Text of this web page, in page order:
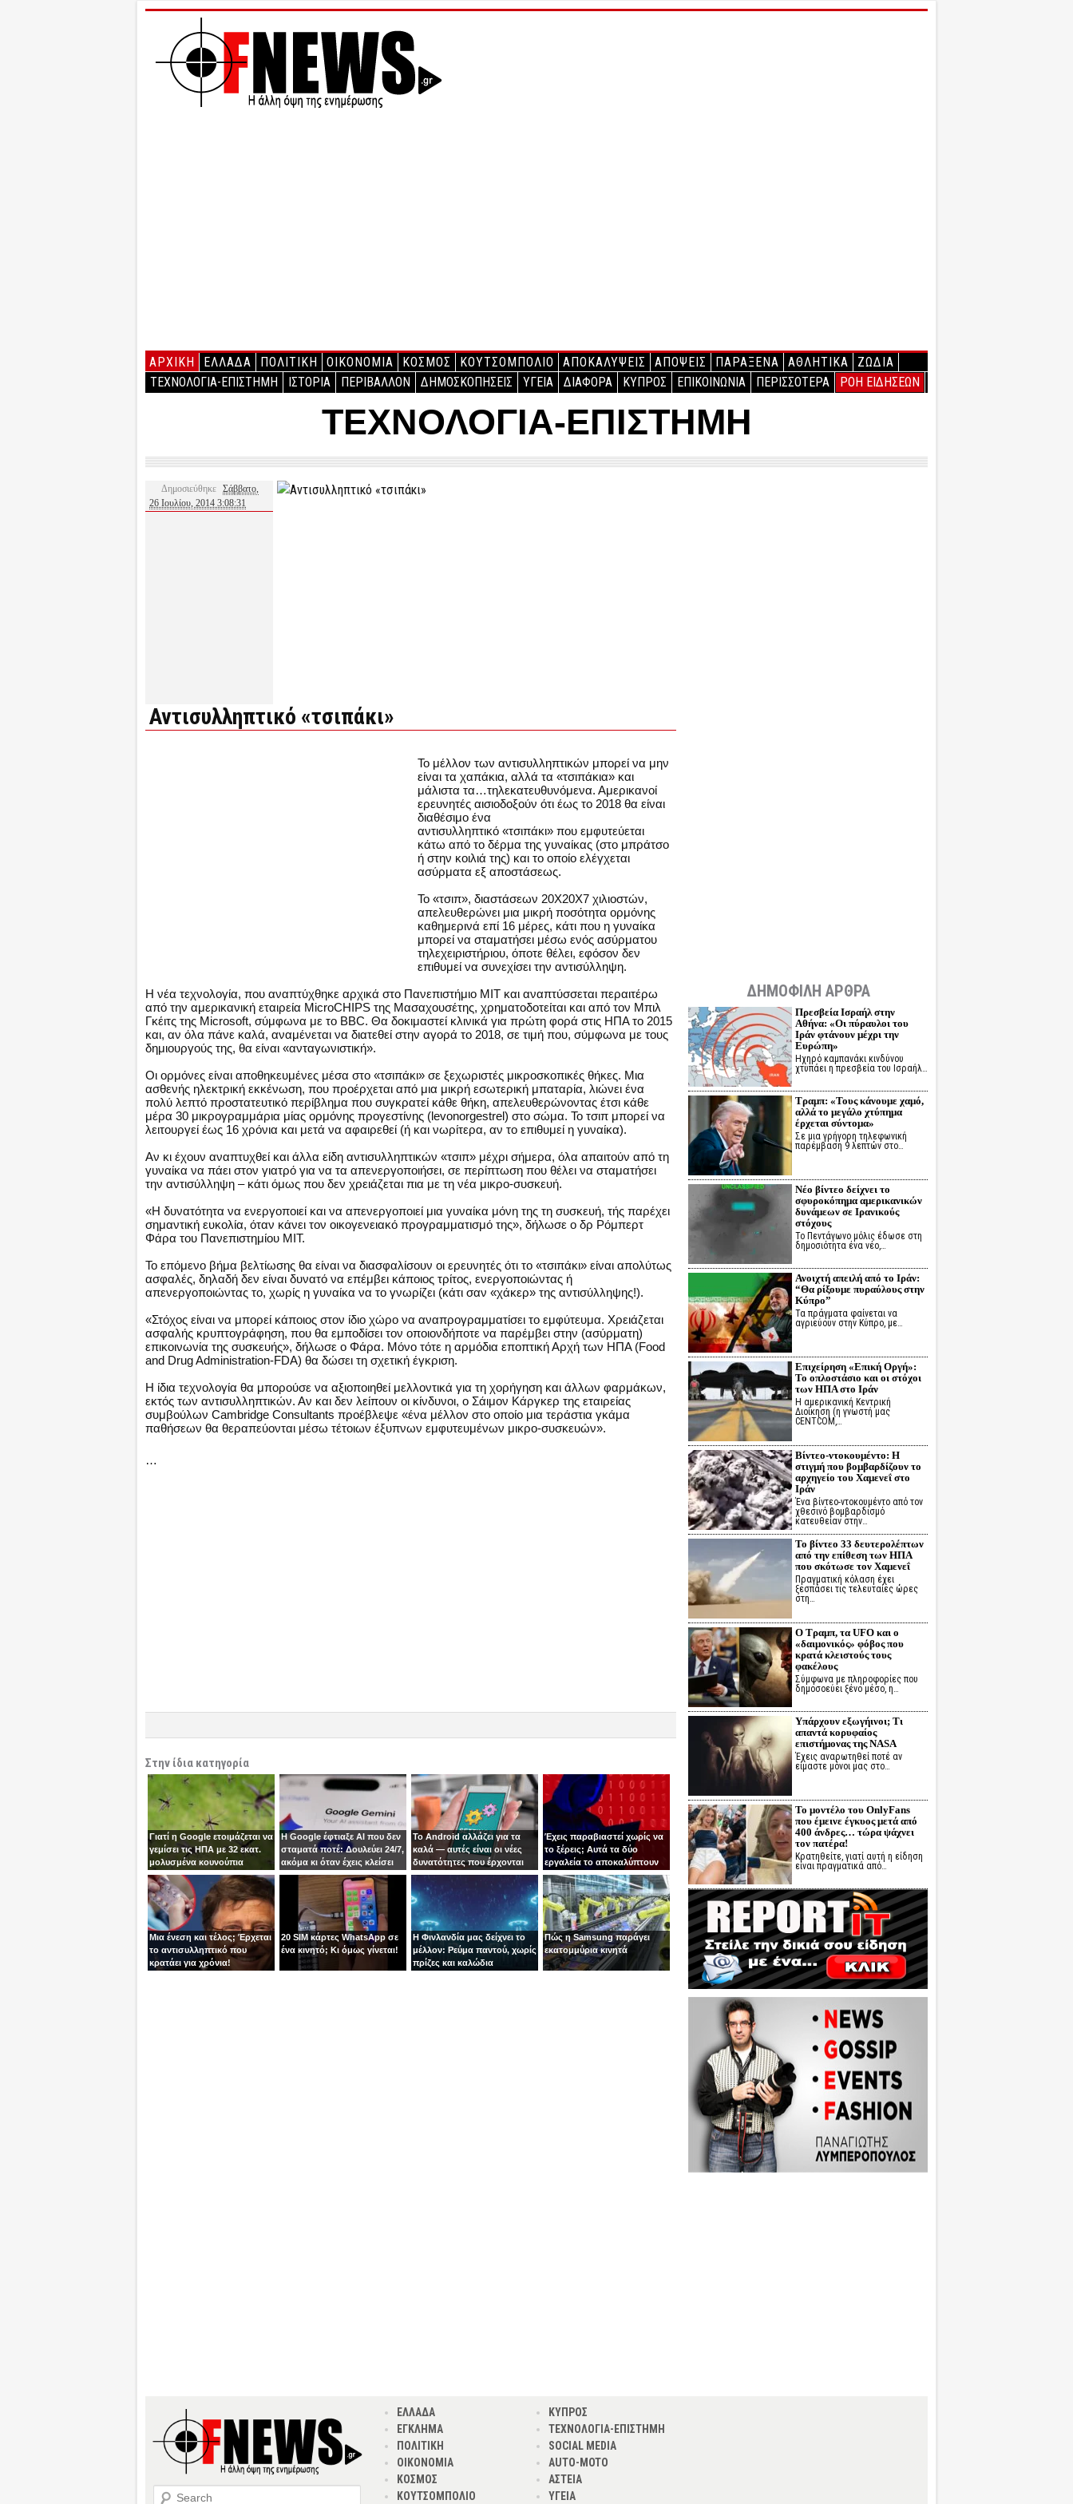
ΑΡΧΙΚΉ ΕΛΛΑΔΑ ΠΟΛΙΤΙΚΗ ΟΙΚΟΝΟΜΙΑ ΚΟΣΜΟΣ ΚΟΥΤΣΟΜΠΟΛΙΟ ΑΠΟΚΑΛΥΨΕΙΣ ΑΠΟΨΕΙΣ ΠΑΡΑΞΕΝΑ ΑΘΛΗΤΙΚΑ
ΖΩΔΙΑ
ΤΕΧΝΟΛΟΓΙΑ-ΕΠΙΣΤΗΜΗ
ΙΣΤΟΡΙΑ ΠΕΡΙΒΑΛΛΟΝ ΔΗΜΟΣΚΟΠΗΣΕΙΣ ΥΓΕΙΑ ΔΙΑΦΟΡΑ ΚΥΠΡΟΣ ΕΠΙΚΟΙΝΩΝΙΑ ΠΕΡΙΣΣΟΤΕΡΑ ΡΟΗ ΕΙΔΗΣΕΩΝ
ΤΕΧΝΟΛΟΓΙΑ-ΕΠΙΣΤΗΜΗ
Δημοσιεύθηκε Σάββατο,
26 Ιουλίου, 2014 3:08:31
Αντισυλληπτικό «τσιπάκι»
Το μέλλον των αντισυλληπτικών μπορεί να μην
είναι τα χαπάκια, αλλά τα «τσιπάκια» και
μάλιστα τα…τηλεκατευθυνόμενα. Αμερικανοί
ερευνητές αισιοδοξούν ότι έως το 2018 θα είναι
διαθέσιμο ένα
αντισυλληπτικό «τσιπάκι» που εμφυτεύεται
κάτω από το δέρμα της γυναίκας (στο μπράτσο
ή στην κοιλιά της) και το οποίο ελέγχεται
ασύρματα εξ αποστάσεως.
Το «τσιπ», διαστάσεων 20Χ20Χ7 χιλιοστών,
απελευθερώνει μια μικρή ποσότητα ορμόνης
καθημερινά επί 16 μέρες, κάτι που η γυναίκα
μπορεί να σταματήσει μέσω ενός ασύρματου
τηλεχειριστήριου, όποτε θέλει, εφόσον δεν
επιθυμεί να συνεχίσει την αντισύλληψη.
Η νέα τεχνολογία, που αναπτύχθηκε αρχικά στο Πανεπιστήμιο ΜΙΤ και αναπτύσσεται περαιτέρω
από την αμερικανική εταιρεία MicroCHIPS της Μασαχουσέτης, χρηματοδοτείται και από τον Μπιλ
Γκέιτς της Microsoft, σύμφωνα με το BBC. Θα δοκιμαστεί κλινικά για πρώτη φορά στις ΗΠΑ το 2015
και, αν όλα πάνε καλά, αναμένεται να διατεθεί στην αγορά το 2018, σε τιμή που, σύμφωνα με τους
δημιουργούς της, θα είναι «ανταγωνιστική».
Οι ορμόνες είναι αποθηκευμένες μέσα στο «τσιπάκι» σε ξεχωριστές μικροσκοπικές θήκες. Μια
ασθενής ηλεκτρική εκκένωση, που προέρχεται από μια μικρή εσωτερική μπαταρία, λιώνει ένα
πολύ λεπτό προστατευτικό περίβλημα που συγκρατεί κάθε θήκη, απελευθερώνοντας έτσι κάθε
μέρα 30 μικρογραμμάρια μίας ορμόνης προγεστίνης (levonorgestrel) στο σώμα. Το τσιπ μπορεί να
λειτουργεί έως 16 χρόνια και μετά να αφαιρεθεί (ή και νωρίτερα, αν το επιθυμεί η γυναίκα).
Αν κι έχουν αναπτυχθεί και άλλα είδη αντισυλληπτικών «τσιπ» μέχρι σήμερα, όλα απαιτούν από τη
γυναίκα να πάει στον γιατρό για να τα απενεργοποιήσει, σε περίπτωση που θέλει να σταματήσει
την αντισύλληψη – κάτι όμως που δεν χρειάζεται πια με τη νέα μικρο-συσκευή.
«Η δυνατότητα να ενεργοποιεί και να απενεργοποιεί μια γυναίκα μόνη της τη συσκευή, τής παρέχει
σημαντική ευκολία, όταν κάνει τον οικογενειακό προγραμματισμό της», δήλωσε ο δρ Ρόμπερτ
Φάρα του Πανεπιστημίου ΜΙΤ.
Το επόμενο βήμα βελτίωσης θα είναι να διασφαλίσουν οι ερευνητές ότι το «τσιπάκι» είναι απολύτως
ασφαλές, δηλαδή δεν είναι δυνατό να επέμβει κάποιος τρίτος, ενεργοποιώντας ή
απενεργοποιώντας το, χωρίς η γυναίκα να το γνωρίζει (κάτι σαν «χάκερ» της αντισύλληψης!).
«Στόχος είναι να μπορεί κάποιος στον ίδιο χώρο να αναπρογραμματίσει το εμφύτευμα. Χρειάζεται
ασφαλής κρυπτογράφηση, που θα εμποδίσει τον οποιονδήποτε να παρέμβει στην (ασύρματη)
επικοινωνία της συσκευής», δήλωσε ο Φάρα. Μόνο τότε η αρμόδια εποπτική Αρχή των ΗΠΑ (Food
and Drug Administration-FDA) θα δώσει τη σχετική έγκριση.
Η ίδια τεχνολογία θα μπορούσε να αξιοποιηθεί μελλοντικά για τη χορήγηση και άλλων φαρμάκων,
εκτός των αντισυλληπτικών. Αν και δεν λείπουν οι κίνδυνοι, ο Σάιμον Κάργκερ της εταιρείας
συμβούλων Cambridge Consultants προέβλεψε «ένα μέλλον στο οποίο μια τεράστια γκάμα
παθήσεων θα θεραπεύονται μέσω τέτοιων έξυπνων εμφυτευμένων μικρο-συσκευών».
…
Στην ίδια κατηγορία
Γιατί η Google ετοιμάζεται να
γεμίσει τις ΗΠΑ με 32 εκατ.
μολυσμένα κουνούπια
Η Google έφτιαξε AI που δεν
σταματά ποτέ: Δουλεύει 24/7,
ακόμα κι όταν έχεις κλείσει
το laptop
Το Android αλλάζει για τα
καλά — αυτές είναι οι νέες
δυνατότητες που έρχονται
δωρεάν στο κινητό σου
Έχεις παραβιαστεί χωρίς να
το ξέρεις; Αυτά τα δύο
εργαλεία το αποκαλύπτουν
σε δευτερόλεπτα
Μια ένεση και τέλος; Έρχεται
το αντισυλληπτικό που
κρατάει για χρόνια!
20 SIM κάρτες WhatsApp σε
ένα κινητό; Κι όμως γίνεται!
Η Φινλανδία μας δείχνει το
μέλλον: Ρεύμα παντού, χωρίς
πρίζες και καλώδια
Πώς η Samsung παράγει
εκατομμύρια κινητά
ΔΗΜΟΦΙΛΗ ΑΡΘΡΑ
Πρεσβεία Ισραήλ στην
Αθήνα: «Οι πύραυλοι του
Ιράν φτάνουν μέχρι την
Ευρώπη»
Ηχηρό καμπανάκι κινδύνου
χτυπάει η πρεσβεία του Ισραήλ…
Τραμπ: «Τους κάνουμε χαμό,
αλλά το μεγάλο χτύπημα
έρχεται σύντομα»
Σε μια γρήγορη τηλεφωνική
παρέμβαση 9 λεπτών στο…
Νέο βίντεο δείχνει το
σφυροκόπημα αμερικανικών
δυνάμεων σε Ιρανικούς
στόχους
Το Πεντάγωνο μόλις έδωσε στη
δημοσιότητα ένα νέο,…
Ανοιχτή απειλή από το Ιράν:
“Θα ρίξουμε πυραύλους στην
Κύπρο”
Τα πράγματα φαίνεται να
αγριεύουν στην Κύπρο, με…
Επιχείρηση «Επική Οργή»:
Το οπλοστάσιο και οι στόχοι
των ΗΠΑ στο Ιράν
Η αμερικανική Κεντρική
Διοίκηση (η γνωστή μας
CENTCOM,…
Βίντεο-ντοκουμέντο: Η
στιγμή που βομβαρδίζουν το
αρχηγείο του Χαμενεΐ στο
Ιράν
Ένα βίντεο-ντοκουμέντο από τον
χθεσινό βομβαρδισμό
κατευθείαν στην…
Το βίντεο 33 δευτερολέπτων
από την επίθεση των ΗΠΑ
που σκότωσε τον Χαμενεΐ
Πραγματική κόλαση έχει
ξεσπάσει τις τελευταίες ώρες
στη…
Ο Τραμπ, τα UFO και ο
«δαιμονικός» φόβος που
κρατά κλειστούς τους
φακέλους
Σύμφωνα με πληροφορίες που
δημοσοεύει ξένο μέσο, η…
Υπάρχουν εξωγήινοι; Τι
απαντά κορυφαίος
επιστήμονας της NASA
Έχεις αναρωτηθεί ποτέ αν
είμαστε μόνοι μας στο…
Το μοντέλο του OnlyFans
που έμεινε έγκυος μετά από
400 άνδρες… τώρα ψάχνει
τον πατέρα!
Κρατηθείτε, γιατί αυτή η είδηση
είναι πραγματικά από…
Search
ΕΛΛΑΔΑ
ΕΓΚΛΗΜΑ
ΠΟΛΙΤΙΚΗ
ΟΙΚΟΝΟΜΙΑ
ΚΟΣΜΟΣ
ΚΟΥΤΣΟΜΠΟΛΙΟ
ΚΥΠΡΟΣ
ΤΕΧΝΟΛΟΓΙΑ-ΕΠΙΣΤΗΜΗ
SOCIAL MEDIA
AUTO-MOTO
ΑΣΤΕΙΑ
ΥΓΕΙΑ